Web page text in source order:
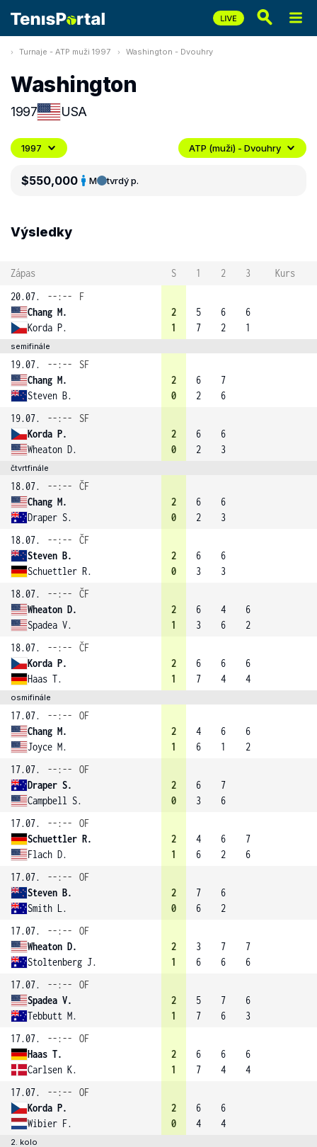
Turnaje - ATP muži 1997 Washington - Dvouhry
Washington
1997 USA
1997 ATP (muži) - Dvouhry
$550,000 M tvrdý p.
Výsledky
Zápas S 1 2 3
Kurs
20.07.
--:--
F
Chang M.
Korda P.
2
1
5
7
6
2
6
1
semifinále
19.07. --:--
SF
Chang M.
Steven B.
2
0
6
2
7
6
19.07.
--:--
SF
Korda P.
Wheaton D.
2
0
6
2
6
3
čtvrtfinále
18.07. --:--
ČF
Chang M.
Draper S.
2
0
6
2
6
3
18.07.
--:--
ČF
Steven B.
Schuettler R.
2
0
6
3
6
3
18.07.
--:--
ČF
Wheaton D.
Spadea V.
2
1
6
3
4
6
6
2
18.07.
--:--
ČF
Korda P.
Haas T.
2
1
6
7
6
4
6
4
osmifinále
17.07. --:--
OF
Chang M.
Joyce M.
2
1
4
6
6
1
6
2
17.07.
--:--
OF
Draper S.
Campbell S.
2
0
6
3
7
6
17.07.
--:--
OF
Schuettler R.
Flach D.
2
1
4
6
6
2
7
6
17.07.
--:--
OF
Steven B.
Smith L.
2
0
7
6
6
2
17.07.
--:--
OF
Wheaton D.
Stoltenberg J.
2
1
3
6
7
6
7
6
17.07.
--:--
OF
Spadea V.
Tebbutt M.
2
1
5
7
7
6
6
3
17.07.
--:--
OF
Haas T.
Carlsen K.
2
1
6
7
6
4
6
4
17.07.
--:--
OF
Korda P.
Wibier F.
2
0
6
4
6
4
2. kolo